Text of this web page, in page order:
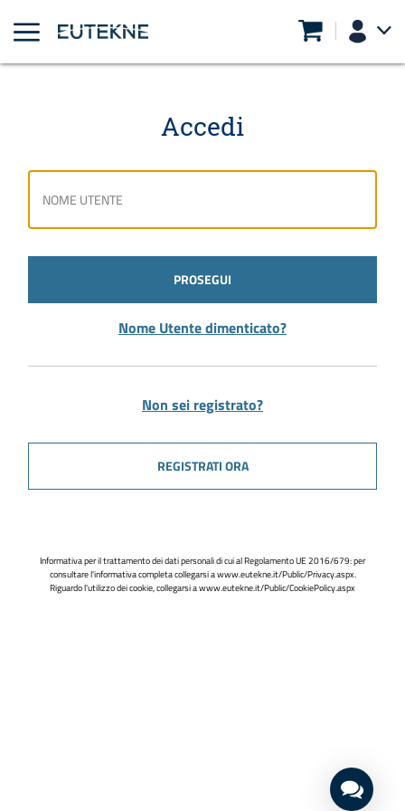
Accedi
PROSEGUI
Nome Utente dimenticato?
Non sei registrato?
REGISTRATI ORA
Informativa per il trattamento dei dati personali di cui al Regolamento UE 2016/679: per
consultare l'informativa completa collegarsi awww.eutekne.it/Public/Privacy.aspx.
Riguardo l'utilizzo dei cookie, collegarsi awww.eutekne.it/Public/CookiePolicy.aspx